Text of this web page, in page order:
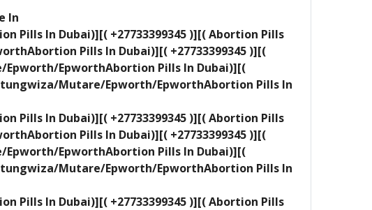
In
In Dubai)][( +27733399345 )][( Abortion Pills
Pills In Dubai)][( +27733399345 )][(
EpworthAbortion Pills In Dubai)][(
Mutare/Epworth/EpworthAbortion Pills In
In Dubai)][( +27733399345 )][( Abortion Pills
Pills In Dubai)][( +27733399345 )][(
EpworthAbortion Pills In Dubai)][(
Mutare/Epworth/EpworthAbortion Pills In
In Dubai)][( +27733399345 )][( Abortion Pills